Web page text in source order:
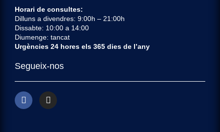
Horari de consultes:
Dilluns a divendres: 9:00h – 21:00h
Dissabte: 10:00 a 14:00
Diumenge: tancat
Urgències 24 hores els 365 dies de l’any
Segueix-nos